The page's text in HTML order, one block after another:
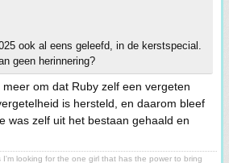
ook al eens geleefd, in de kerstspecial.
geen herinnering?
om dat Ruby zelf een vergeten
is hersteld, en daarom bleef
was zelf uit het bestaan gehaald en
looking for the one girl that has the power to bring